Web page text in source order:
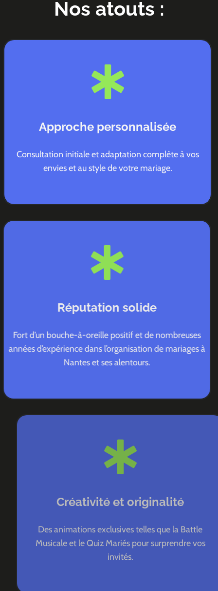
Nos atouts :
Approche personnalisée
Consultation initiale et adaptation complète à vos
envies et au style de votre mariage.
Réputation solide
Fort d’un bouche-à-oreille positif et de nombreuses
années d’expérience dans l’organisation de mariages à
Nantes et ses alentours.
Créativité et originalité
Des animations exclusives telles que la Battle
Musicale et le Quiz Mariés pour surprendre vos
invités.